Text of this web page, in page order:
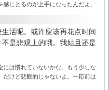
じとるのが上手になったんだよ。
活呢。或许应该再花点时间
是悲观上的哦。我姑且还是
には慣れていないかな。もう少しな
だけど悲観的じゃないよ。一応前は